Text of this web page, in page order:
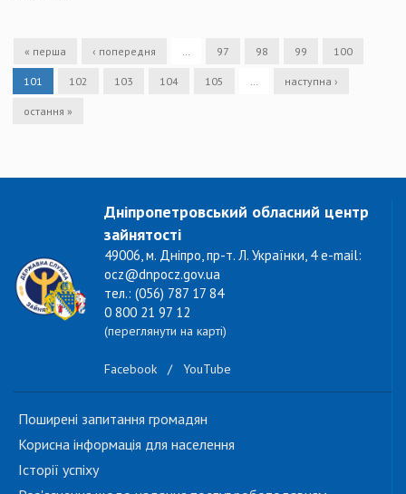
« перша ‹ попередня 97 98 99 100
101 102 103 104 105 наступна ›
остання »
Дніпропетровський обласний центр
зайнятості
49006, м. Дніпро, пр-т. Л. Українки, 4 e-mail:
ocz@dnpocz.gov.ua
тел.: (056) 787 17 84
0 800 21 97 12
(переглянути на карті)
Facebook / YouTube
Поширені запитання громадян
Корисна інформація для населення
Історії успіху